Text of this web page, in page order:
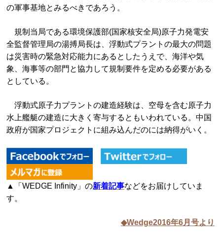
の軍事基地とみるべきであろう。
規制当局である環境保護部(国家核安全局)原子力発電安
全監督管理局の湯搏局長は、浮動式プラントの最大の問題
は災害時の緊急対応能力にあるとしたうえで、海洋や気
象、海事等の部門と協力して規制要件を定める必要がある
としている。
浮動式原子力プラントの建造経験は、空母を含む原子力
水上艦艇の建造に大きく寄与するともいわれている。中国
政府が国家プロジェクトに組み込んだのには納得がいく。
▲「WEDGE Infinity」の新着記事などをお届けしていま
す。
◆Wedge2016年6月号より